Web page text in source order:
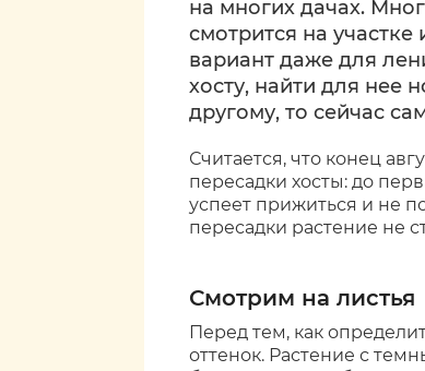
на многих дачах.
смотрится на
вариант даже для
хосту, найти для нее
другому, то сейчас
Считается, что конец
пересадки хосты: до
успеет прижиться и не
пересадки растение не
Смотрим на листья
Перед тем, как
оттенок. Растение с